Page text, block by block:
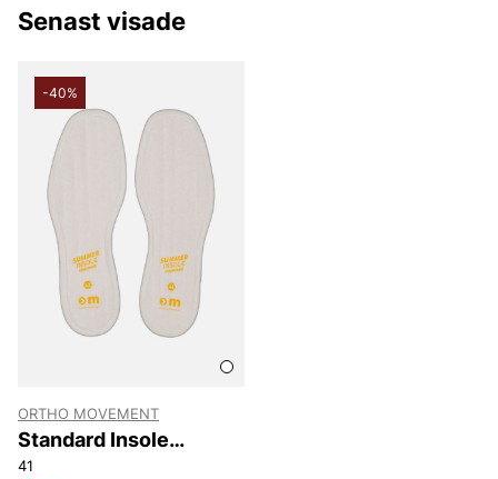
Senast visade
-40%
ORTHO MOVEMENT
Standard Insole
Summer
41